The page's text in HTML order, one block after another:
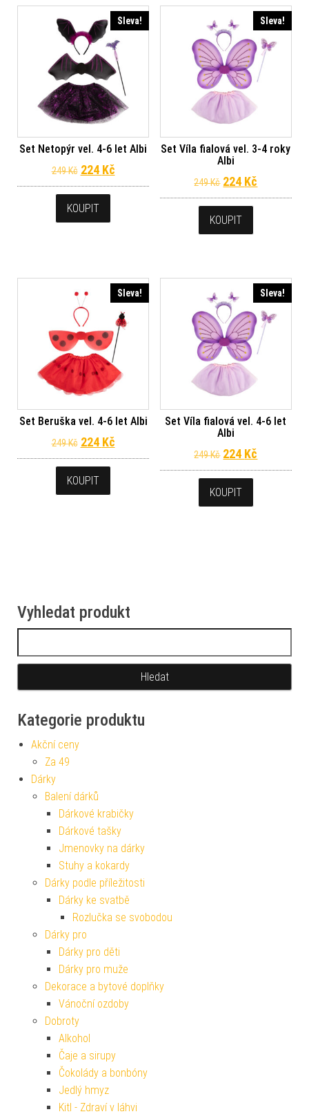
Sleva!
Set Netopýr vel. 4-6 let Albi
249Kč Původní cena byla: 249 Kč.
224 KčAktuální cena je: 224 Kč.
KOUPIT
Sleva!
Set Víla fialová vel. 3-4 roky
Albi
249Kč Původní cena
224 Kč
KOUPIT
Sleva!
Set Beruška vel. 4-6 let Albi
249Kč Původní cena byla: 249 Kč.
224 KčAktuální cena je: 224 Kč.
KOUPIT
Sleva!
Set Víla fialová vel. 4-6 let
Albi
249Kč Původní cena
224 Kč
KOUPIT
Vyhledat produkt
Kategorie produktu
Akční ceny
Za 49
Dárky
Balení dárků
Dárkové krabičky
Dárkové tašky
Jmenovky na dárky
Stuhy a kokardy
Dárky podle příležitosti
Dárky ke svatbě
Rozlučka se svobodou
Dárky pro
Dárky pro děti
Dárky pro muže
Dekorace a bytové doplňky
Vánoční ozdoby
Dobroty
Alkohol
Čaje a sirupy
Čokolády a bonbóny
Jedlý hmyz
Kitl - Zdraví v láhvi